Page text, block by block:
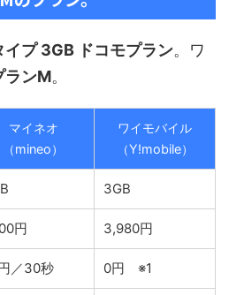
イプ 3GB ドコモプラン。ワ
ランM。
マイネオ
（mineo）
ワイモバイル
（Y!mobile）
3GB
円 3,980円
／30秒 0円 ※1